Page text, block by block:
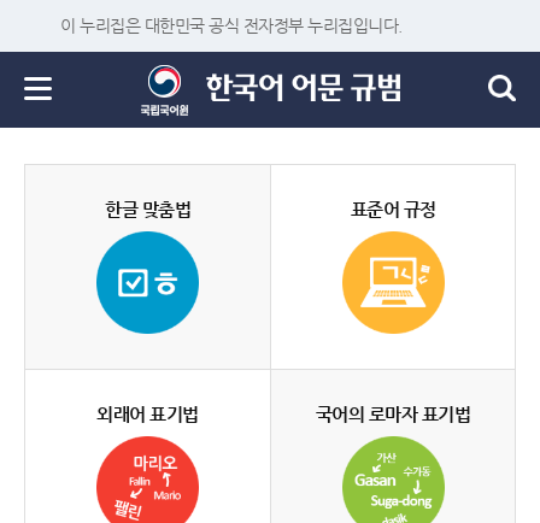
이 누리집은 대한민국 공식 전자정부 누리집입니다.
한글 맞춤법 표준어 규정
외래어 표기법 국어의 로마자 표기법